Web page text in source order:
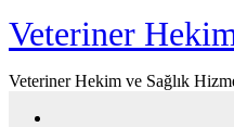
Veteriner
Veteriner Hekim ve Sağlık